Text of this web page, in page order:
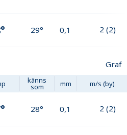
29° 0,1 2 (2)
Graf
känns
som mm m/s (by)
28° 0,1 2 (2)